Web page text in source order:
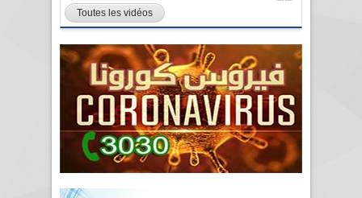
Toutes les vidéos